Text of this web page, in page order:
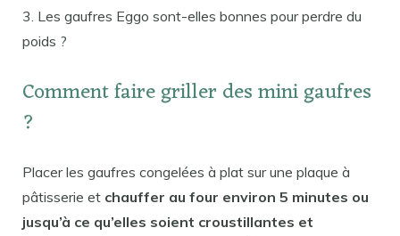
3. Les gaufres Eggo sont-elles bonnes pour perdre du
poids ?
Comment faire griller des mini gaufres
?
Placer les gaufres congelées à plat sur une plaque à
pâtisserie et chauffer au four environ 5 minutes ou
jusqu’à ce qu’elles soient croustillantes et